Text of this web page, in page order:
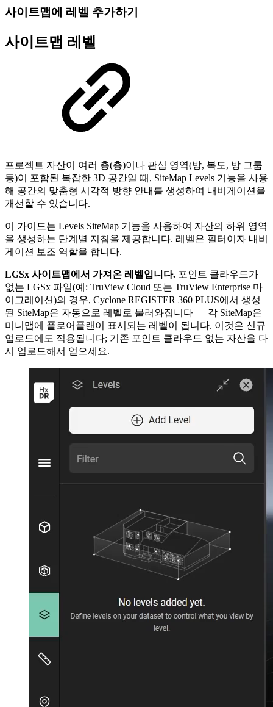
사이트맵에 레벨 추가하기
사이트맵 레벨
프로젝트 자산이 여러 층(층)이나 관심 영역(방, 복도, 방 그룹
등)이 포함된 복잡한 3D 공간일 때, SiteMap Levels 기능을 사용
해 공간의 맞춤형 시각적 방향 안내를 생성하여 내비게이션을
개선할 수 있습니다.
이 가이드는 Levels SiteMap 기능을 사용하여 자산의 하위 영역
을 생성하는 단계별 지침을 제공합니다. 레벨은 필터이자 내비
게이션 보조 역할을 합니다.
LGSx 사이트맵에서 가져온 레벨입니다. 포인트 클라우드가
없는 LGSx 파일(예: TruView Cloud 또는 TruView Enterprise 마
이그레이션)의 경우, Cyclone REGISTER 360 PLUS에서 생성
된 SiteMap은 자동으로 레벨로 불러와집니다 — 각 SiteMap은
미니맵에 플로어플랜이 표시되는 레벨이 됩니다. 이것은 신규
업로드에도 적용됩니다; 기존 포인트 클라우드 없는 자산을 다
시 업로드해서 얻으세요.